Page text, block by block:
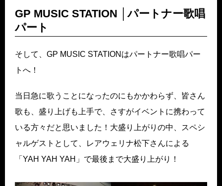
GP MUSIC STATION │パートナー歌唱
パート
そして、GP MUSIC STATIONはパートナー歌唱パー
トへ！
当日急に歌うことになったのにもかかわらず、皆さん
歌も、盛り上げも上手で、さすがイベントに携わって
いる方々だと思いました！大盛り上がりの中、スペシ
ャルゲストとして、レアウェリナ松下さんによる
「YAH YAH YAH」で最後まで大盛り上がり！